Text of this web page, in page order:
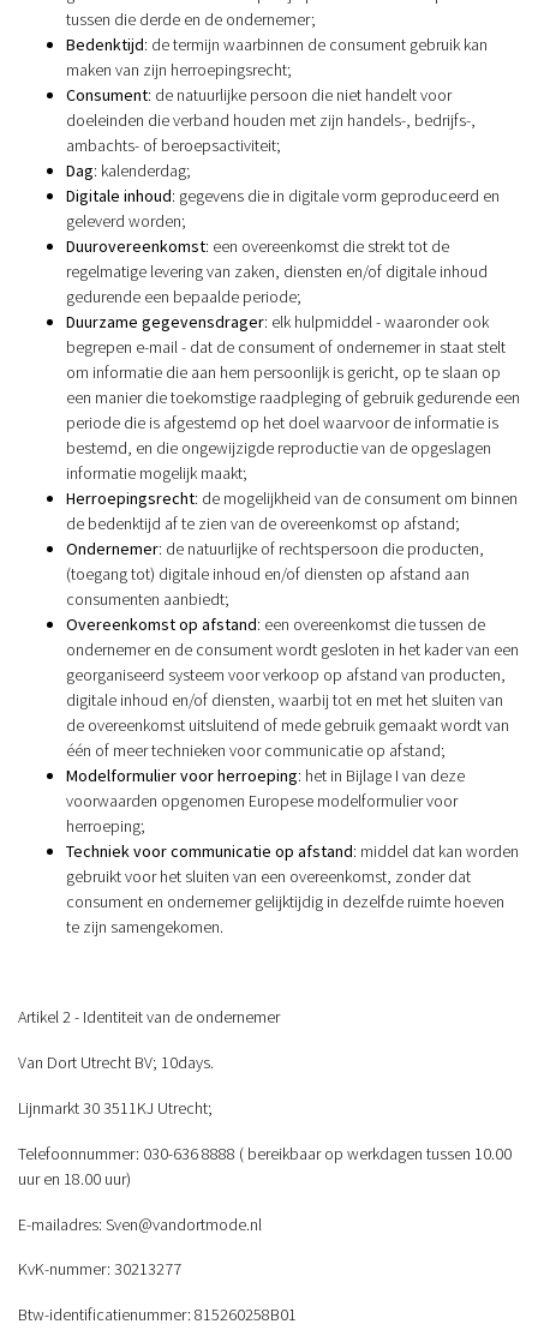
tussen die derde en de ondernemer;
Bedenktijd: de termijn waarbinnen de consument gebruik kan
maken van zijn herroepingsrecht;
Consument: de natuurlijke persoon die niet handelt voor
doeleinden die verband houden met zijn handels-, bedrijfs-,
ambachts- of beroepsactiviteit;
Dag: kalenderdag;
Digitale inhoud: gegevens die in digitale vorm geproduceerd en
geleverd worden;
Duurovereenkomst: een overeenkomst die strekt tot de
regelmatige levering van zaken, diensten en/of digitale inhoud
gedurende een bepaalde periode;
Duurzame gegevensdrager: elk hulpmiddel - waaronder ook
begrepen e-mail - dat de consument of ondernemer in staat stelt
om informatie die aan hem persoonlijk is gericht, op te slaan op
een manier die toekomstige raadpleging of gebruik gedurende een
periode die is afgestemd op het doel waarvoor de informatie is
bestemd, en die ongewijzigde reproductie van de opgeslagen
informatie mogelijk maakt;
Herroepingsrecht: de mogelijkheid van de consument om binnen
de bedenktijd af te zien van de overeenkomst op afstand;
Ondernemer: de natuurlijke of rechtspersoon die producten,
(toegang tot) digitale inhoud en/of diensten op afstand aan
consumenten aanbiedt;
Overeenkomst op afstand: een overeenkomst die tussen de
ondernemer en de consument wordt gesloten in het kader van een
georganiseerd systeem voor verkoop op afstand van producten,
digitale inhoud en/of diensten, waarbij tot en met het sluiten van
de overeenkomst uitsluitend of mede gebruik gemaakt wordt van
één of meer technieken voor communicatie op afstand;
Modelformulier voor herroeping: het in Bijlage I van deze
voorwaarden opgenomen Europese modelformulier voor
herroeping;
Techniek voor communicatie op afstand: middel dat kan worden
gebruikt voor het sluiten van een overeenkomst, zonder dat
consument en ondernemer gelijktijdig in dezelfde ruimte hoeven
te zijn samengekomen.
Artikel 2 - Identiteit van de ondernemer
Van Dort Utrecht BV; 10days.
Lijnmarkt 30 3511KJ Utrecht;
Telefoonnummer: 030-636 8888 ( bereikbaar op werkdagen tussen 10.00
uur en 18.00 uur)
E-mailadres: Sven@vandortmode.nl
KvK-nummer: 30213277
Btw-identificatienummer: 815260258B01